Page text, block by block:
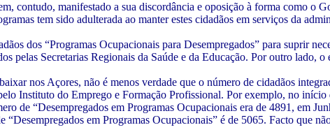
contudo, manifestado a sua discordância e oposição à forma como o
tem sido adulterada ao manter estes cidadãos em serviços da
dos “Programas Ocupacionais para Desempregados” para suprir
Secretarias Regionais da Saúde e da Educação. Por outro lado, o
nos Açores, não é menos verdade que o número de cidadãos
Instituto do Emprego e Formação Profissional. Por exemplo, no início
de “Desempregados em Programas Ocupacionais era de 4891, em
em Programas Ocupacionais” é de 5065. Facto que